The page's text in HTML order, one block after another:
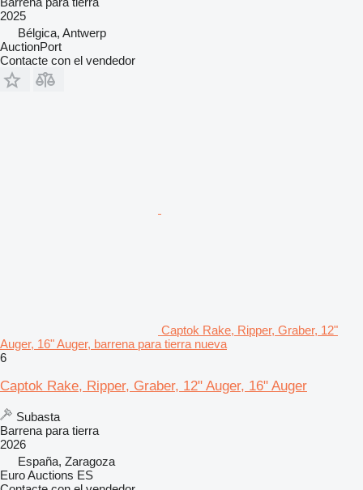
2025
Bélgica, Antwerp
AuctionPort
Contacte con el vendedor
Captok Rake, Ripper, Graber, 12"
Auger, 16" Auger, barrena para tierra nueva
6
Captok Rake, Ripper, Graber, 12" Auger, 16" Auger
Subasta
Barrena para tierra
2026
España, Zaragoza
Euro Auctions ES